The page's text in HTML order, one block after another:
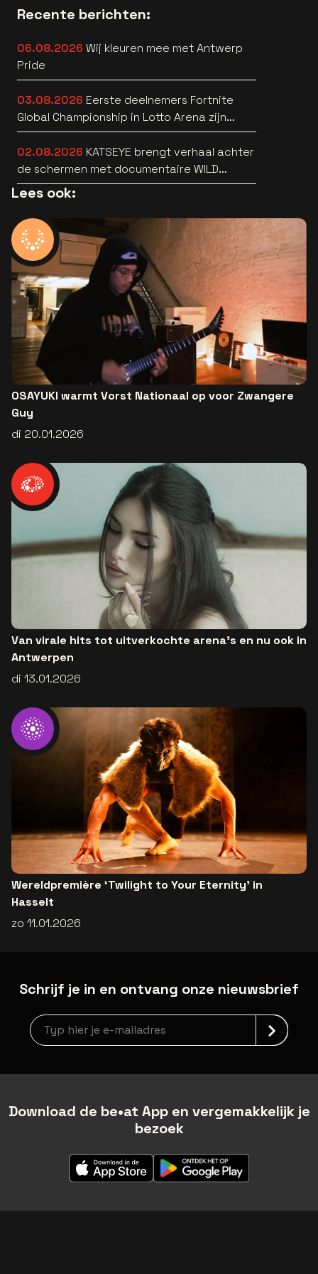
Recente berichten:
06.08.2026 Wij kleuren mee met Antwerp
Pride
03.08.2026 Eerste deelnemers Fortnite
Global Championship in Lotto Arena zijn
bekend
02.08.2026 KATSEYE brengt verhaal achter
de schermen met documentaire WILD
HEARTS [trailer]
Lees ook:
OSAYUKI warmt Vorst Nationaal op voor Zwangere
Guy
di 20.01.2026
Van virale hits tot uitverkochte arena’s en nu ook in
Antwerpen
di 13.01.2026
Wereldpremière ‘Twilight to Your Eternity’ in
Hasselt
zo 11.01.2026
Schrijf je in en ontvang onze nieuwsbrief
Nieuwsbrief aanmelding
Download de be•at App en vergemakkelijk je
bezoek